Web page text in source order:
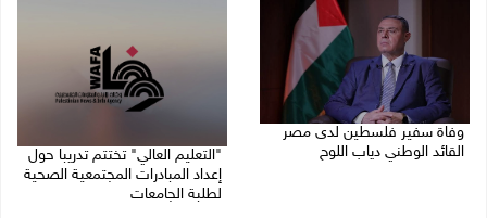
وفاة سفير فلسطين لدى مصر
القائد الوطني دياب اللوح
"التعليم العالي" تختتم تدريبا حول
إعداد المبادرات المجتمعية الصحية
لطلبة الجامعات